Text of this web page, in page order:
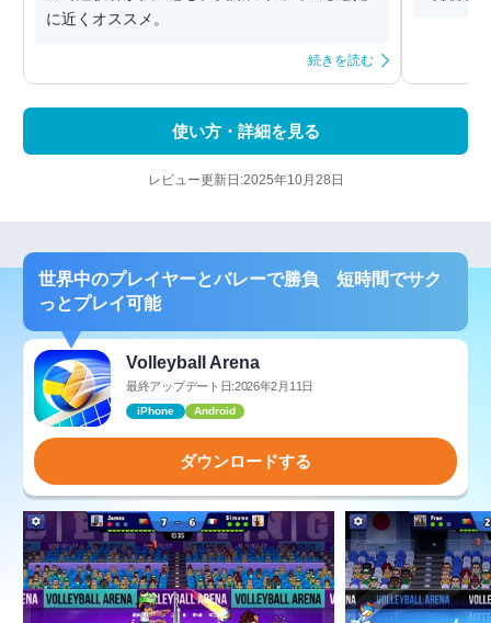
に近くオススメ。
続きを読む
使い方・詳細を見る
レビュー更新日:2025年10月28日
世界中のプレイヤーとバレーで勝負 短時間でサク
っとプレイ可能
Volleyball Arena
最終アップデート日:2026年2月11日
iPhone Android
ダウンロードする